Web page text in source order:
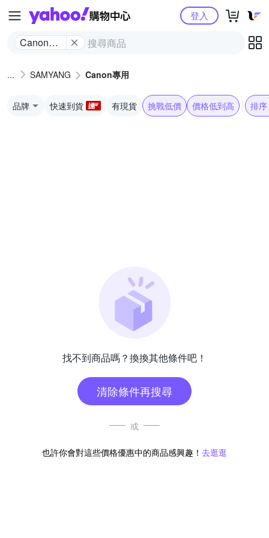
Yahoo購物中心
Canon專
登入
SAMYANG Canon專用
品牌 快速到貨 有現貨 挑戰低價 價格低到高 排序
找不到商品嗎？換換其他條件吧！
清除條件再搜尋
或
也許你會對這些價格優惠中的商品感興趣！ 去逛逛